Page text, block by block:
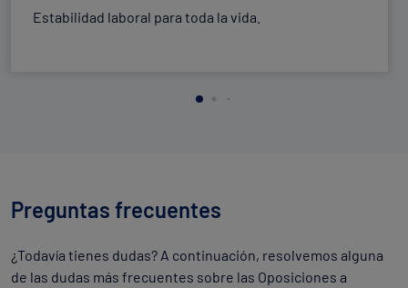
Estabilidad laboral para toda la vida.
Preguntas frecuentes
¿Todavía tienes dudas? A continuación, resolvemos alguna
de las dudas más frecuentes sobre las Oposiciones a